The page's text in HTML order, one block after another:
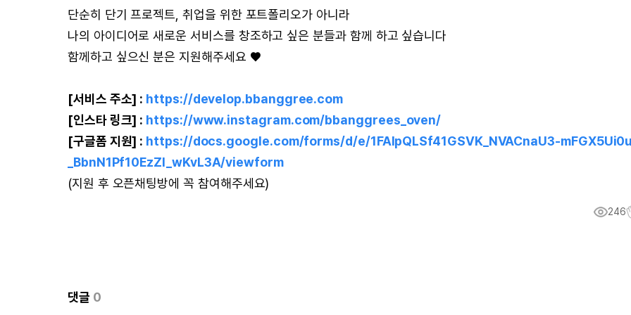
단순히 단기 프로젝트, 취업을 위한 포트폴리오가 아니라
나의 아이디어로 새로운 서비스를 창조하고 싶은 분들과 함께 하고 싶습니다
함께하고 싶으신 분은 지원해주세요 ♥
[서비스 주소] : https://develop.bbanggree.com
[인스타 링크] : https://www.instagram.com/bbanggrees_oven/
[구글폼 지원] : https://docs.google.com/forms/d/e/1FAIpQLSf41GSVK_NVACnaU3-
_BbnN1Pf10EzZI_wKvL3A/viewform
(지원 후 오픈채팅방에 꼭 참여해주세요)
246
댓글 0